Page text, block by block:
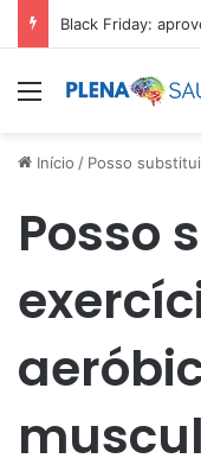
Black Friday:
Menu
Início / Posso
Posso